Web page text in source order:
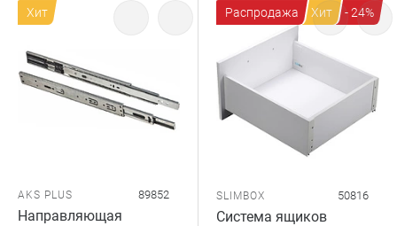
Хит
AKS PLUS 89852
Направляющая
Распродажа Хит - 24%
SLIMBOX 50816
Система ящиков